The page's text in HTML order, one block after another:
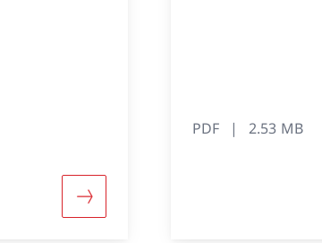
2022 de la Conférence suisse des
Davantage d'informations sur
PDF 2.53 MB